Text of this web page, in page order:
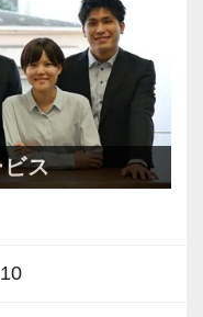
退社でメリハリ
間で自由に取得
得は任意。趣味
できます♪
境を整えていま
です。
ス